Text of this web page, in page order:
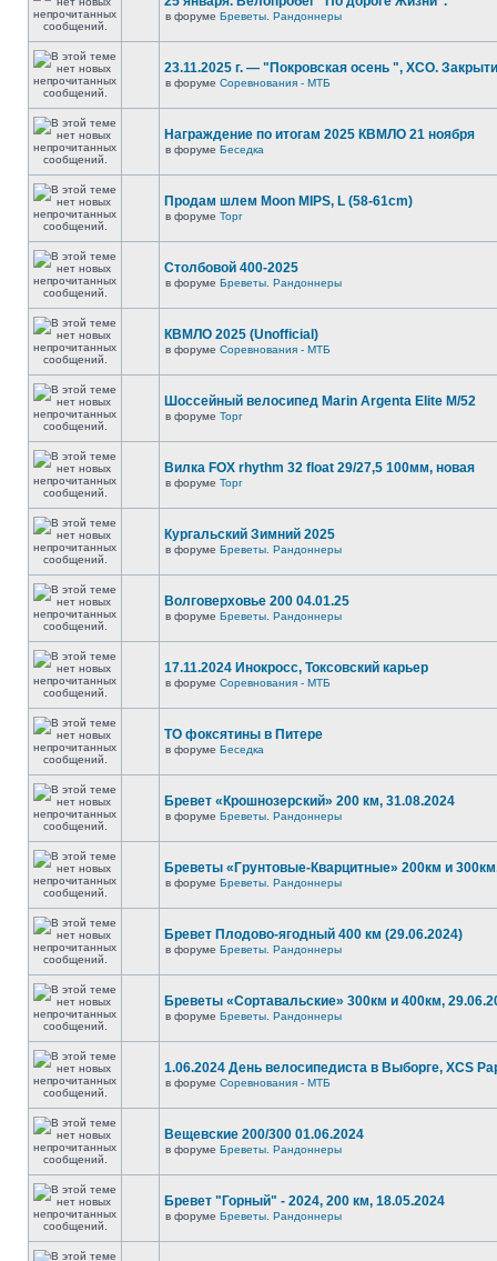
в форуме Бреветы. Рандоннеры
23.11.2025 г. — "Покровская осень ", XCO.
в форуме Соревнования - МТБ
Награждение по итогам 2025 КВМЛО 21 ноября
в форуме Беседка
Продам шлем Moon MIPS, L (58-61cm)
в форуме Торг
Столбовой 400-2025
в форуме Бреветы. Рандоннеры
КВМЛО 2025 (Unofficial)
в форуме Соревнования - МТБ
Шоссейный велосипед Marin Argenta Elite M/52
в форуме Торг
Вилка FOX rhythm 32 float 29/27,5 100мм, новая
в форуме Торг
Кургальский Зимний 2025
в форуме Бреветы. Рандоннеры
Волговерховье 200 04.01.25
в форуме Бреветы. Рандоннеры
17.11.2024 Инокросс, Токсовский карьер
в форуме Соревнования - МТБ
ТО фоксятины в Питере
в форуме Беседка
Бревет «Крошнозерский» 200 км, 31.08.2024
в форуме Бреветы. Рандоннеры
Бреветы «Грунтовые-Кварцитные» 200км и
в форуме Бреветы. Рандоннеры
Бревет Плодово-ягодный 400 км (29.06.2024)
в форуме Бреветы. Рандоннеры
Бреветы «Сортавальские» 300км и 400км,
в форуме Бреветы. Рандоннеры
1.06.2024 День велосипедиста в Выборге, XCS
в форуме Соревнования - МТБ
Вещевские 200/300 01.06.2024
в форуме Бреветы. Рандоннеры
Бревет "Горный" - 2024, 200 км, 18.05.2024
в форуме Бреветы. Рандоннеры